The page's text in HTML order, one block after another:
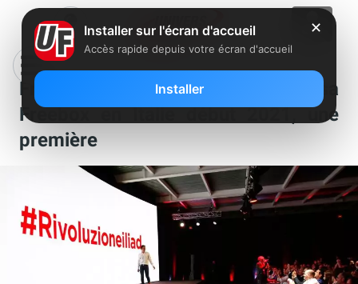
Free annonce prévoir de lancer sa
Freebox en Italie début 2021, une
première
✕
Installer sur l'écran d'accueil
Accès rapide depuis votre écran d'accueil
Installer